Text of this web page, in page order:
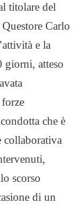
titolare del
Carlo
e la
giorni, atteso
che è
collaborativa
scorso
di un